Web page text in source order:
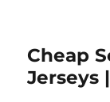
Cheap
Jerseys